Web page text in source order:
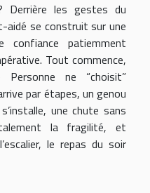
les gestes du
aidé se construit sur une
patiemment
Tout commence,
ne “choisit”
par étapes, un genou
une chute sans
la fragilité, et
le repas du soir